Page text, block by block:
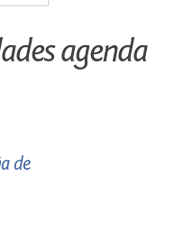
agenda
de